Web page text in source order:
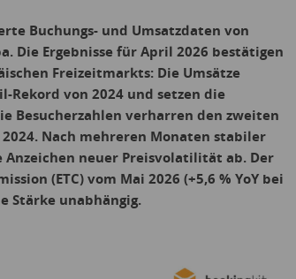
Buchungs- und Umsatzdaten von
Die Ergebnisse für April 2026 bestätigen
Freizeitmarkts: Die Umsätze
von 2024 und setzen die
Besucherzahlen verharren den zweiten
Nach mehreren Monaten stabiler
Anzeichen neuer Preisvolatilität ab. Der
(ETC) vom Mai 2026 (+5,6 % YoY bei
Stärke unabhängig.